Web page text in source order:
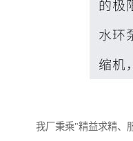
我厂秉乘"精益求精、